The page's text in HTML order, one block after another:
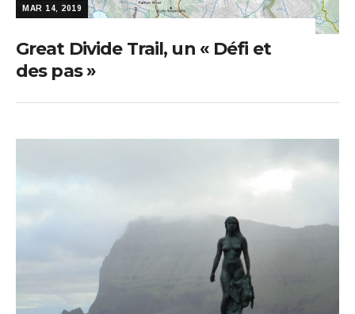
MAR 14, 2019
Great Divide Trail, un « Défi et
des pas »